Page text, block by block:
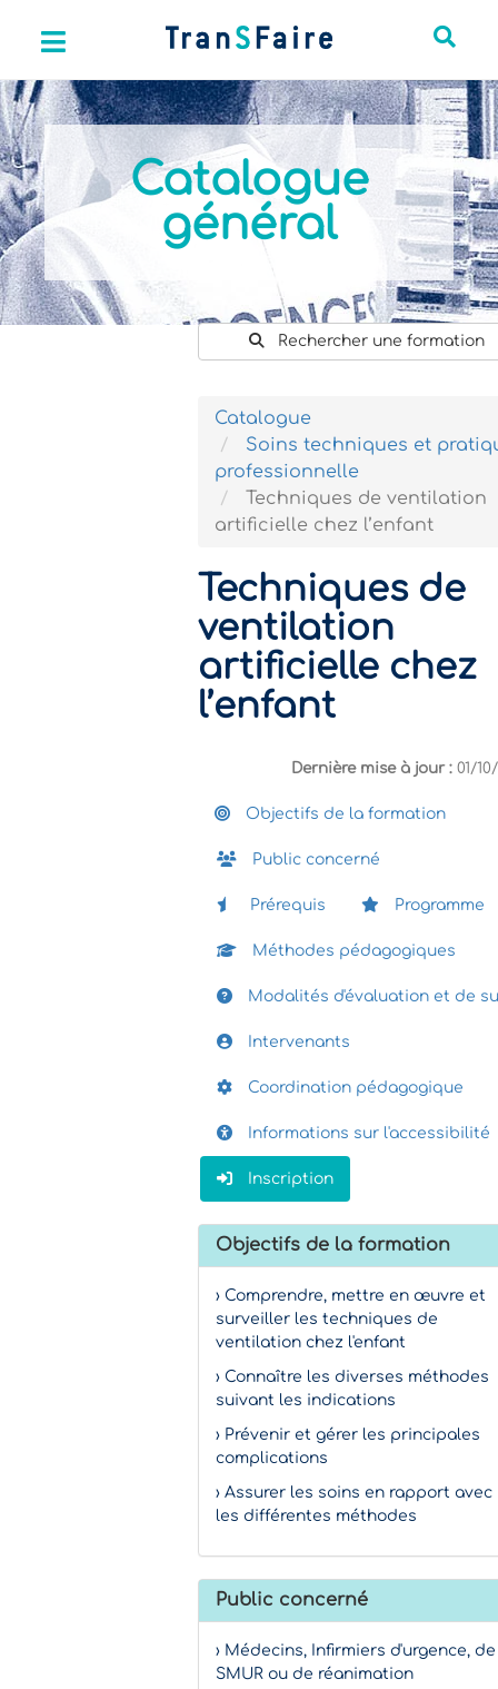
Catalogue
général
Rechercher une formation
Catalogue
Soins techniques et
professionnelle
Techniques de ventilation
artificielle chez l’enfant
Techniques de
ventilation
artificielle chez
l’enfant
Dernière mise à jour : 01/
Objectifs de la formation
Public concerné
Prérequis Programme
Méthodes pédagogiques
Modalités d'évaluation et de
Intervenants
Coordination pédagogique
Informations sur l'accessibilité
Inscription
Objectifs de la formation
› Comprendre, mettre en œuvre et
surveiller les techniques de
ventilation chez l'enfant
› Connaître les diverses méthodes
suivant les indications
› Prévenir et gérer les principales
complications
› Assurer les soins en rapport avec
les différentes méthodes
Public concerné
› Médecins, Infirmiers d'urgence, de
SMUR ou de réanimation